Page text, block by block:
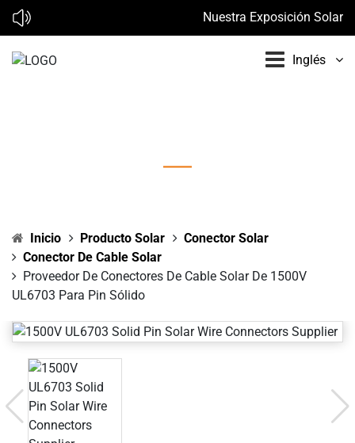
Nuestra Exposición Solar
Inglés
Inicio Producto Solar
Conector Solar
Conector De Cable Solar
Proveedor De Conectores De Cable Solar De 1500V
UL6703 Para Pin Sólido